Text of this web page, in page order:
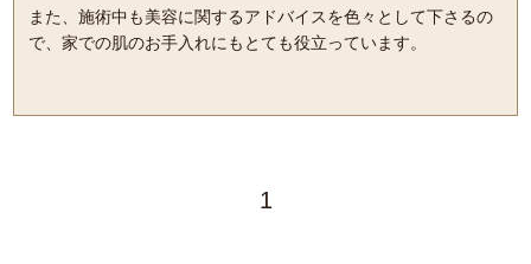
また、施術中も美容に関するアドバイスを色々として下さるの
で、家での肌のお手入れにもとても役立っています。
1